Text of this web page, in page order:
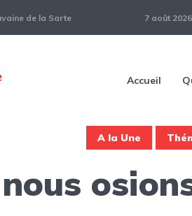
de la Sarte 7 août 2026
Accueil
A la Une